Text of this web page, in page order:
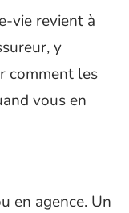
vie revient à
y
comment les
vous en
en agence. Un